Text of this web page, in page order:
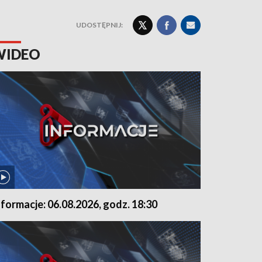
UDOSTĘPNIJ:
06.08.2026, godz. 18:30